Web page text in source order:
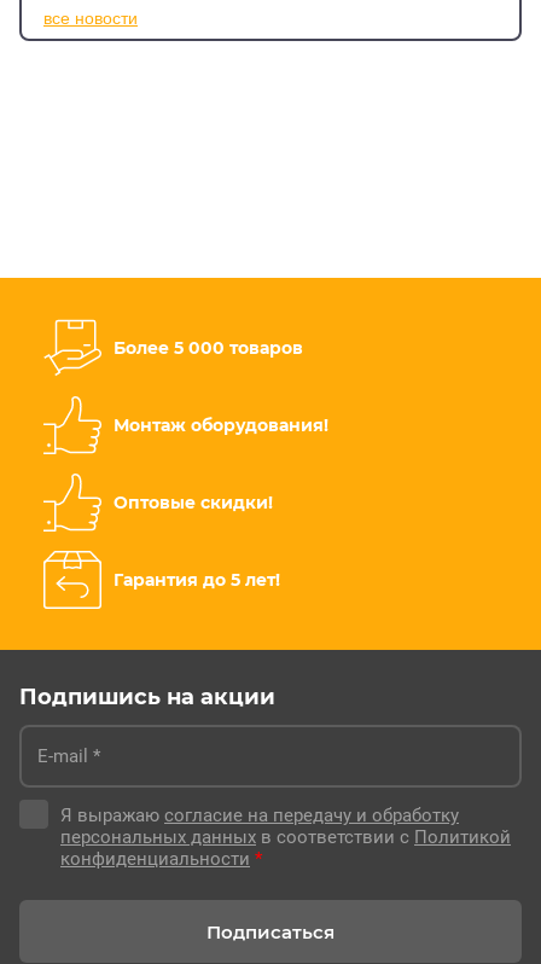
все новости
Более 5 000 товаров
Монтаж оборудования!
Оптовые скидки!
Гарантия до 5 лет!
Подпишись на акции
Я выражаю согласие на передачу и обработку
персональных данных в соответствии с Политикой
конфиденциальности *
Подписаться